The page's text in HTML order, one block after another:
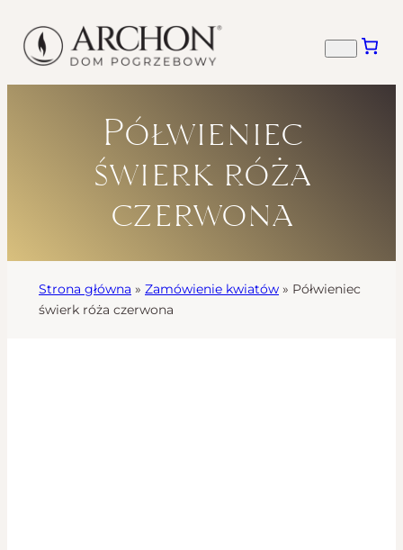
Półwieniec
świerk róża
czerwona
Strona główna » Zamówienie kwiatów » Półwieniec
świerk róża czerwona